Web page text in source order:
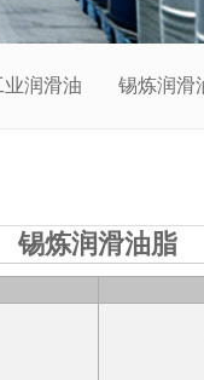
润滑油 锡炼润滑
锡炼润滑油脂